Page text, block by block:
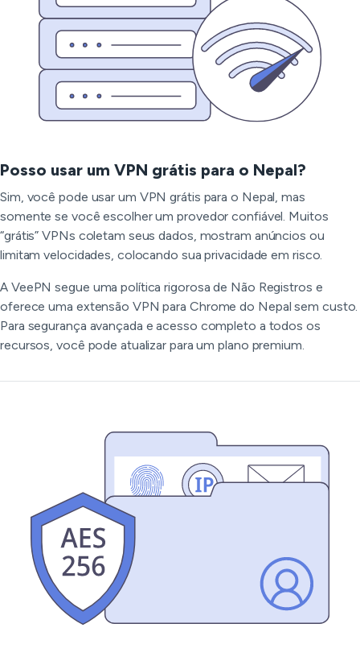
Posso usar um VPN grátis para o Nepal?
Sim, você pode usar um VPN grátis para o Nepal, mas
somente se você escolher um provedor confiável. Muitos
“grátis” VPNs coletam seus dados, mostram anúncios ou
limitam velocidades, colocando sua privacidade em risco.
A VeePN segue uma política rigorosa de Não Registros e
oferece uma extensão VPN para Chrome do Nepal sem custo.
Para segurança avançada e acesso completo a todos os
recursos, você pode atualizar para um plano premium.